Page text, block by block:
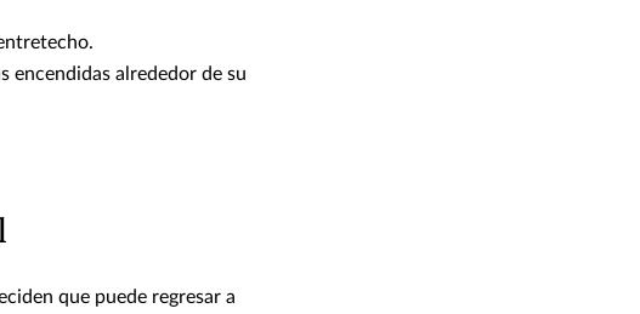
encendidas alrededor de su
que puede regresar a